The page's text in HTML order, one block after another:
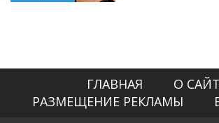
ГЛАВНАЯ
О
РАЗМЕЩЕНИЕ РЕКЛАМЫ